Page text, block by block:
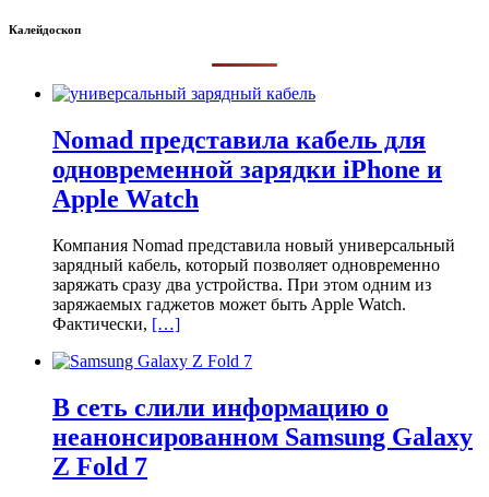
Калейдоскоп
Nomad представила кабель для
одновременной зарядки iPhone и
Apple Watch
Компания Nomad представила новый универсальный
зарядный кабель, который позволяет одновременно
заряжать сразу два устройства. При этом одним из
заряжаемых гаджетов может быть Apple Watch.
Фактически, […]
В сеть слили информацию о
неанонсированном Samsung Galaxy
Z Fold 7